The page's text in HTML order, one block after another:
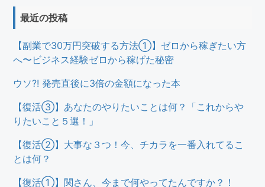
最近の投稿
【副業で30万円突破する方法①】ゼロから稼ぎたい方
へ〜ビジネス経験ゼロから稼げた秘密
ウソ?! 発売直後に3倍の金額になった本
【復活③】あなたのやりたいことは何？「これからや
りたいこと５選！」
【復活②】大事な３つ！今、チカラを一番入れてるこ
とは何？
【復活①】関さん、今まで何やってたんですか？！